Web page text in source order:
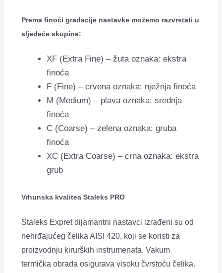
Prema finoći gradacije nastavke možemo razvrstati u
sljedeće skupine:
XF (Extra Fine) – žuta oznaka: ekstra
finoća
F (Fine) – crvena oznaka: nježnja finoća
M (Medium) – plava oznaka: srednja
finoća
C (Coarse) – zelena oznaka: gruba
finoća
XC (Extra Coarse) – crna oznaka: ekstra
grub
Vrhunska kvalitea Staleks PRO
Staleks Expret dijamantni nastavci izrađeni su od
nehrđajućeg čelika AISI 420, koji se koristi za
proizvodnju kirurških instrumenata. Vakum
termička obrada osigurava visoku čvrstoću čelika.